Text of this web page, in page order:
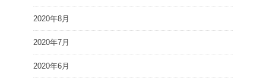
2020年8月
2020年7月
2020年6月